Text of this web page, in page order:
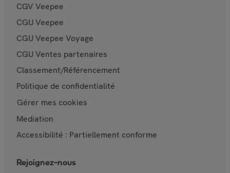
CGV Veepee
CGU Veepee
CGU Veepee Voyage
CGU Ventes partenaires
Classement/Référencement
Politique de confidentialité
Gérer mes cookies
Mediation
Accessibilité : Partiellement conforme
Rejoignez-nous